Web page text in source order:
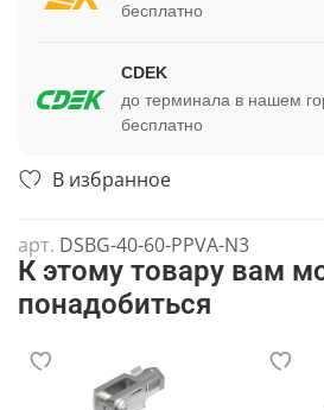
В избранное
арт. DSBG-40-60-PPVA-N3
бесплатно
CDEK
до терминала в нашем
бесплатно
К этому товару вам
понадобиться